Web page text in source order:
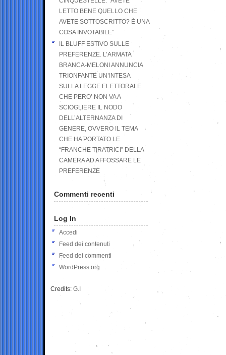
LETTO BENE QUELLO CHE
AVETE SOTTOSCRITTO? È UNA
COSA INVOTABILE”
IL BLUFF ESTIVO SULLE
PREFERENZE. L’ARMATA
BRANCA-MELONI ANNUNCIA
TRIONFANTE UN’INTESA
SULLA LEGGE ELETTORALE
CHE PERO’ NON VA A
SCIOGLIERE IL NODO
DELL’ALTERNANZA DI
GENERE, OVVERO IL TEMA
CHE HA PORTATO LE
“FRANCHE TIRATRICI” DELLA
CAMERA AD AFFOSSARE LE
PREFERENZE
Commenti recenti
Log In
Accedi
Feed dei contenuti
Feed dei commenti
WordPress.org
Credits: G.I